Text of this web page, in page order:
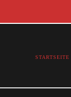
STARTSEITE